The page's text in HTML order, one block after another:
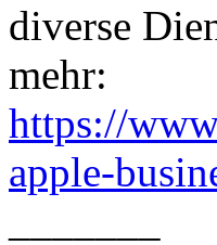
diverse
mehr:
https://
apple-